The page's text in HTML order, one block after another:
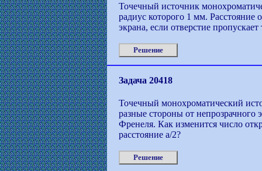
Точечный источник
радиус которого 1 мм.
экрана, если отверстие
Решение
Задача 20418
Точечный монохроматический
разные стороны от
Френеля. Как изменится число
расстояние а/2?
Решение